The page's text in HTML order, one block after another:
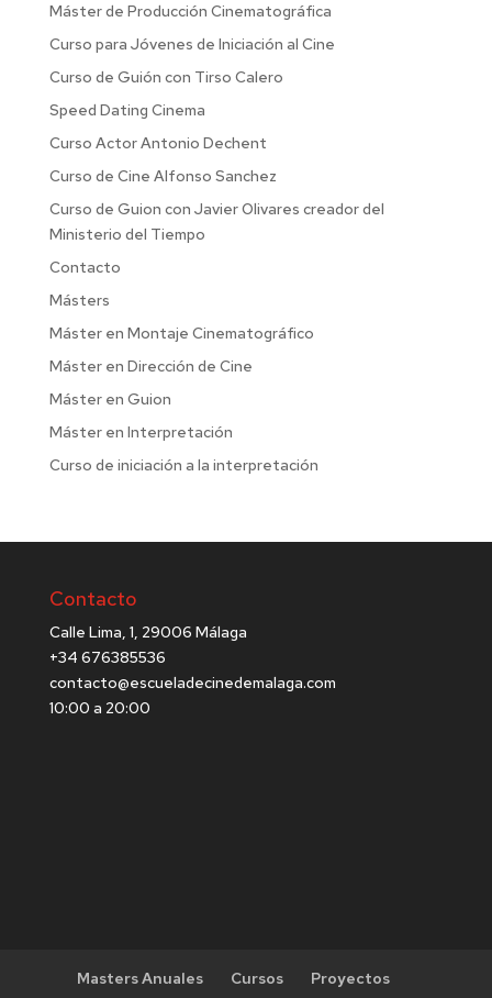
Máster de Producción Cinematográfica
Curso para Jóvenes de Iniciación al Cine
Curso de Guión con Tirso Calero
Speed Dating Cinema
Curso Actor Antonio Dechent
Curso de Cine Alfonso Sanchez
Curso de Guion con Javier Olivares creador del
Ministerio del Tiempo
Contacto
Másters
Máster en Montaje Cinematográfico
Máster en Dirección de Cine
Máster en Guion
Máster en Interpretación
Curso de iniciación a la interpretación
Contacto
Calle Lima, 1, 29006 Málaga
+34 676385536
contacto@escueladecinedemalaga.com
10:00 a 20:00
Masters Anuales Cursos
Proyectos